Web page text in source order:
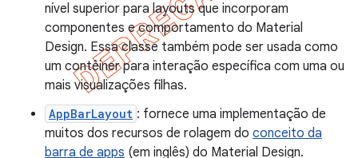
nível superior para layouts que incorporam
componentes e comportamento do Material
Design. Essa classe também pode ser usada como
um contêiner para interação específica com uma ou
mais visualizações filhas.
AppBarLayout : fornece uma implementação de
muitos dos recursos de rolagem do conceito da
barra de apps (em inglês) do Material Design.